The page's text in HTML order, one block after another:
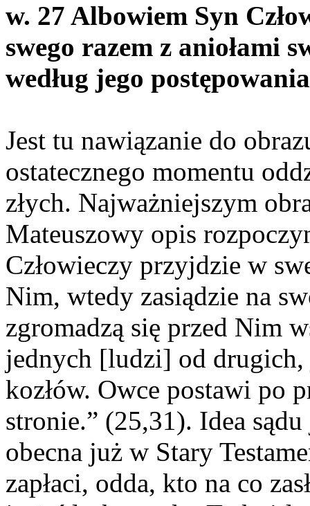
w. 27 Albowiem Syn
swego razem z aniołami
według jego
Jest tu nawiązanie do
ostatecznego momentu
złych. Najważniejszym
Mateuszowy opis
Człowieczy przyjdzie w
Nim, wtedy zasiądzie na
zgromadzą się przed Nim
jednych [ludzi] od drugich,
kozłów. Owce postawi po
stronie.” (25,31). Idea
obecna już w Stary
zapłaci, odda, kto na co